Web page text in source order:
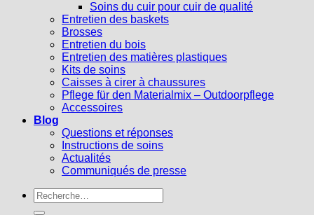
Soins du cuir pour cuir de qualité
Entretien des baskets
Brosses
Entretien du bois
Entretien des matières plastiques
Kits de soins
Caisses à cirer à chaussures
Pflege für den Materialmix – Outdoorpflege
Accessoires
Blog
Questions et réponses
Instructions de soins
Actualités
Communiqués de presse
Recherche
pour :